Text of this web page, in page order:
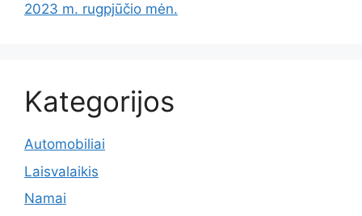
2023 m. rugpjūčio mėn.
Kategorijos
Automobiliai
Laisvalaikis
Namai